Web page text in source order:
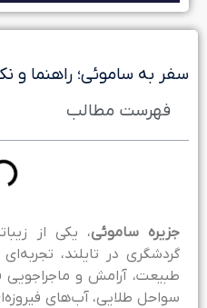
به ساموئی؛ راهنما و نکات
فهرست مطالب
ساموئی، یکی از
در تایلند، تجربه‌ای
آرامش و ماجراجویی
طلایی، آب‌های فیروزه‌ای